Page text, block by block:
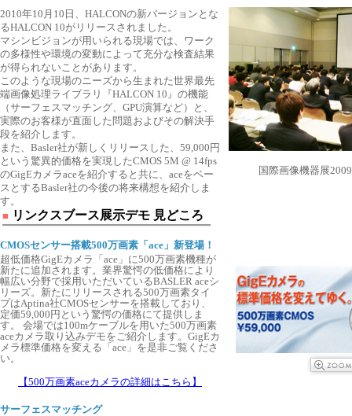
2010年10月10日、HALCONの新バージョンとな
るHALCON 10がリリースされました。
マシンビジョンが用いられる現場では、ワーク
の多様性や環境の変動によって充分な検査結果
が得られないことがあります。
このような現場のニーズから生まれた世界最先
端画像処理ライブラリ『HALCON 10』の機能
（サーフェスマッチング、GPU演算など）と、
実際のお客様が直面した問題およびその解決手
段を紹介します。
また、Basler社が新しくリリースした、59,000円
という驚異的価格を実現したCMOS 5M @ 14fps
のGigEカメラaceを紹介すると共に、aceをベー
スとするBasler社の今後の将来構想を紹介しま
す。
国際画像機器展
■ リンクスブース展示デモ 見どころ
CMOSセンサー搭載500万画素「ace」新登場！
超低価格GigEカメラ「ace」に500万画素機種が
新たに追加されます。業界驚愕の低価格により
幅広い分野で採用いただいているBASLER aceシ
リーズ。新たにリリースされる500万画素タイ
プはAptina社CMOSセンサーを搭載しており、
定価59,000円という驚愕の価格にて提供しま
す。 会場では100mケーブルを用いた500万画素
aceカメラ取り込みデモをご紹介します。GigEカ
メラ標準価格を変える「ace」を是非ご覧くださ
い。
【500万画素aceカメラの詳細はこちら】
サーフェスマッチング